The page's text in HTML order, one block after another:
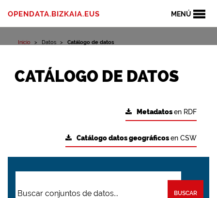
MENÚ
OPENDATA.BIZKAIA.EUS
Inicio Datos Catálogo de datos
CATÁLOGO DE DATOS
Metadatosen RDF
Catálogo datos geográficosen CSW
BUSCAR